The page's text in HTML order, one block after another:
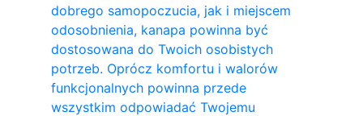
dobrego samopoczucia, jak i miejscem
odosobnienia, kanapa powinna być
dostosowana do Twoich osobistych
potrzeb. Oprócz komfortu i walorów
funkcjonalnych powinna przede
wszystkim odpowiadać Twojemu